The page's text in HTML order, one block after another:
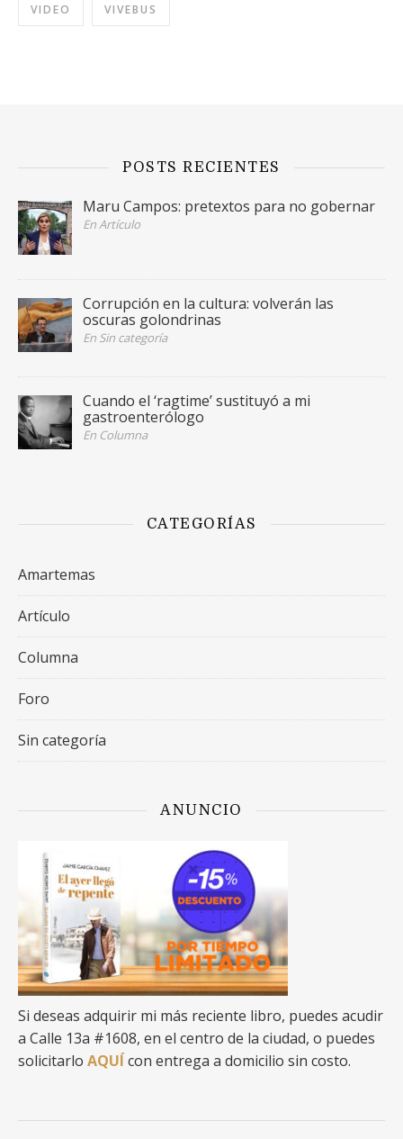
VIDEO VIVEBUS
POSTS RECIENTES
Maru Campos: pretextos para no gobernar
En Artículo
Corrupción en la cultura: volverán las
oscuras golondrinas
En Sin categoría
Cuando el ‘ragtime’ sustituyó a mi
gastroenterólogo
En Columna
CATEGORÍAS
Amartemas
Artículo
Columna
Foro
Sin categoría
ANUNCIO
Si deseas adquirir mi más reciente libro, puedes acudir
a Calle 13a #1608, en el centro de la ciudad, o puedes
solicitarlo AQUÍcon entrega a domicilio sin costo.